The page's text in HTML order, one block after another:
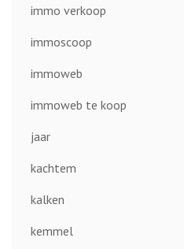
immo verkoop
immoscoop
immoweb
immoweb te koop
jaar
kachtem
kalken
kemmel